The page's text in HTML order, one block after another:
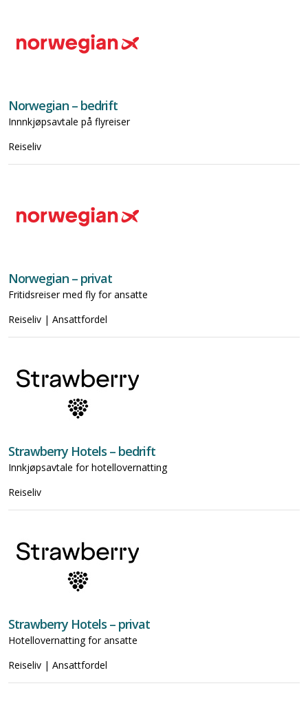
Norwegian – bedrift
Innnkjøpsavtale på flyreiser
Reiseliv
Norwegian – privat
Fritidsreiser med fly for ansatte
Reiseliv | Ansattfordel
Strawberry Hotels – bedrift
Innkjøpsavtale for hotellovernatting
Reiseliv
Strawberry Hotels – privat
Hotellovernatting for ansatte
Reiseliv | Ansattfordel